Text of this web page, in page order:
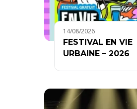
14/08/2026
FESTIVAL EN VIE
URBAINE – 2026